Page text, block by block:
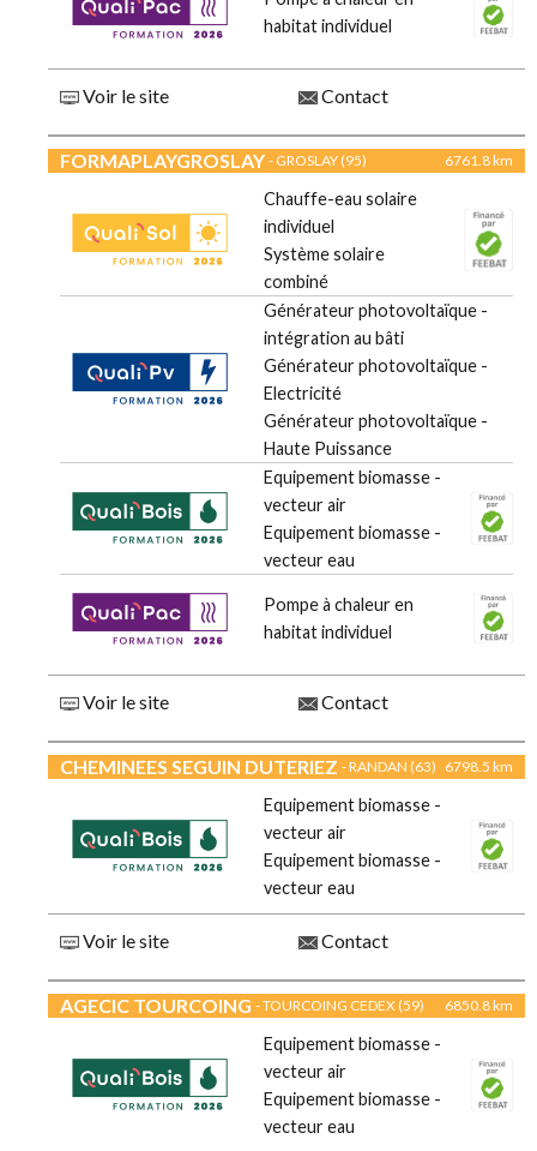
habitat individuel
Voir le site Contact
FORMAPLAYGROSLAY - GROSLAY (95) 6761.8 km
Chauffe-eau solaire
individuel
Système solaire
combiné
Générateur photovoltaïque -
intégration au bâti
Générateur photovoltaïque -
Electricité
Générateur photovoltaïque -
Haute Puissance
Equipement biomasse -
vecteur air
Equipement biomasse -
vecteur eau
Pompe à chaleur en
habitat individuel
Voir le site Contact
CHEMINEES SEGUIN DUTERIEZ - RANDAN (63) 6798.5 km
Equipement biomasse -
vecteur air
Equipement biomasse -
vecteur eau
Voir le site Contact
AGECIC TOURCOING - TOURCOING CEDEX (59) 6850.8 km
Equipement biomasse -
vecteur air
Equipement biomasse -
vecteur eau